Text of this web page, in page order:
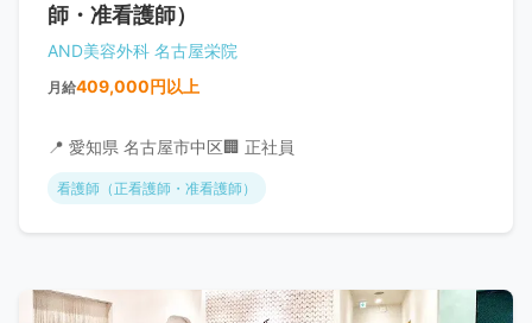
師・准看護師）
AND美容外科 名古屋栄院
月給409,000円以上
📍 愛知県 名古屋市中区🏢 正社員
看護師（正看護師・准看護師）